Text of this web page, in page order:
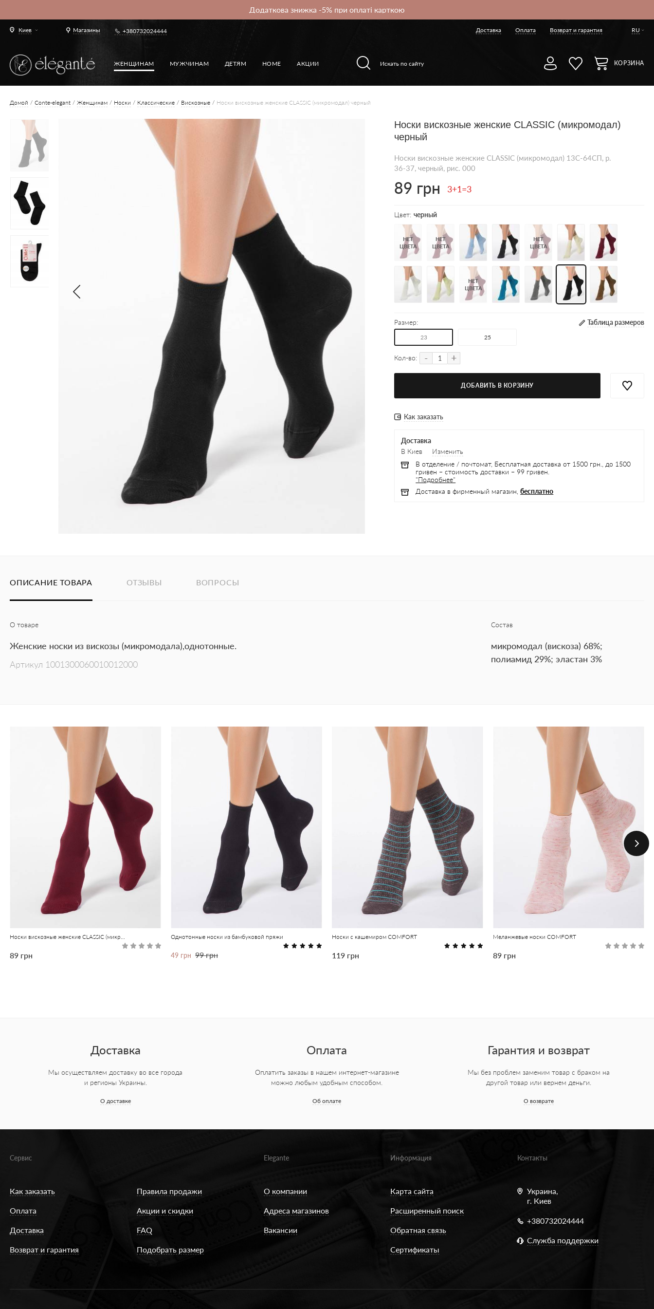
Додаткова знижка -5% при оплаті карткою
Киев Магазины +380732024444 Доставка Оплата Возврат и гарантия RU
ЖЕНЩИНАМ МУЖЧИНАМ ДЕТЯМ HOME АКЦИИ КОРЗИНА
Домой Conte-elegant Женщинам Носки Классические Вискозные Носки вискозные женские CLASSIC (микромодал) черный
Носки вискозные женские CLASSIC (микромодал)
черный
Носки вискозные женские CLASSIC (микромодал) 13С-64СП, р.
36-37, черный, рис. 000
89 грн 3+1=3
Цвет: черный
НЕТ
ЦВЕТА
НЕТ
ЦВЕТА
НЕТ
ЦВЕТА
НЕТ
ЦВЕТА
Размер: Таблица размеров
23 25
Кол-во: - +
ДОБАВИТЬ В КОРЗИНУ
Как заказать
Доставка
В Киев
Изменить
В отделение / почтомат, Бесплатная доставка от 1500 грн., до 1500
гривен – стоимость доставки – 99 гривен.
"Подробнее"
Доставка в фирменный магазин,бесплатно
ОПИСАНИЕ ТОВАРА ОТЗЫВЫ ВОПРОСЫ
О товаре
Женские носки из вискозы (микромодала),однотонные.
Артикул 1001300060010012000
Состав
микромодал (вискоза) 68%;
полиамид 29%; эластан 3%
Носки вискозные женские CLASSIC (микромодал) темно-бирюзовый
89 грн
Однотонные носки из бамбуковой пряжи
49 грн 99 грн
Носки с кашемиром COMFORT
119 грн
Меланжевые носки COMFORT
89 грн
Доставка
Мы осуществляем доставку во все города
и регионы Украины.
О доставке
Оплата
Оплатить заказы в нашем интернет-магазине
можно любым удобным способом.
Об оплате
Гарантия и возврат
Мы без проблем заменим товар с браком на
другой товар или вернем деньги.
О возврате
Сервис
Как заказать
Оплата
Доставка
Возврат и гарантия
Правила продажи
Акции и скидки
FAQ
Подобрать размер
Elegante
О компании
Адреса магазинов
Вакансии
Информация
Карта сайта
Расширенный поиск
Обратная связь
Сертификаты
Контакты
Украина,
г. Киев
+380732024444
Служба поддержки